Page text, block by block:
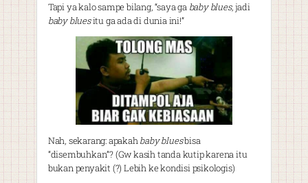
Tapi ya kalo sampe bilang, “saya ga baby blues, jadi
baby bluesitu ga ada di dunia ini!”
Nah, sekarang: apakahbaby bluesbisa
“disembuhkan”? (Gw kasih tanda kutip karena itu
bukan penyakit (?) Lebih ke kondisi psikologis)